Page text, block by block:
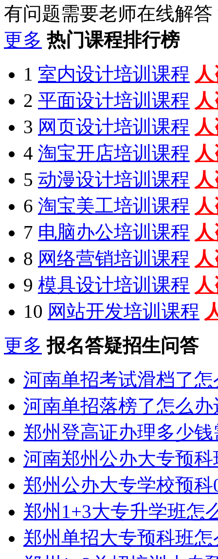
有问题需要老师在线解答
更多 热门课程排行榜
1 室内设计培训课程
2 平面设计培训课程
3 网页设计培训课程
4 淘宝开店培训课程
5 动漫设计培训课程
6 淘宝美工培训课程
7 电脑办公培训课程
8 网络营销培训课程
9 模具设计培训课程
10 网站开发培训课程
更多 报名答疑招生问答
河南单招考试滑档了
河南单招落榜了怎么
郑州登高证办理多少
河南郑州公办大专预
郑州公办大专学校预
郑州1+3大专升学班怎
郑州单招大专预科班